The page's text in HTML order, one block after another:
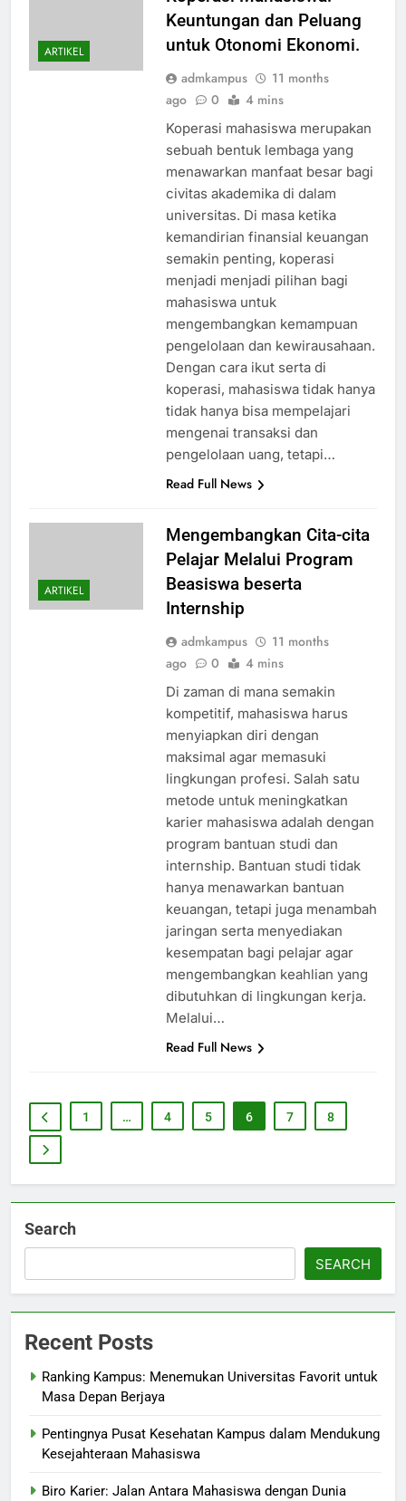
ARTIKEL
Keuntungan dan Peluang
untuk Otonomi Ekonomi.
admkampus
11 months
ago
0 4 mins
Koperasi mahasiswa merupakan
sebuah bentuk lembaga yang
menawarkan manfaat besar bagi
civitas akademika di dalam
universitas. Di masa ketika
kemandirian finansial keuangan
semakin penting, koperasi
menjadi menjadi pilihan bagi
mahasiswa untuk
mengembangkan kemampuan
pengelolaan dan kewirausahaan.
Dengan cara ikut serta di
koperasi, mahasiswa tidak hanya
tidak hanya bisa mempelajari
mengenai transaksi dan
pengelolaan uang, tetapi…
Read Full News
ARTIKEL
Mengembangkan Cita-cita
Pelajar Melalui Program
Beasiswa beserta
Internship
admkampus
11 months
ago
0 4 mins
Di zaman di mana semakin
kompetitif, mahasiswa harus
menyiapkan diri dengan
maksimal agar memasuki
lingkungan profesi. Salah satu
metode untuk meningkatkan
karier mahasiswa adalah dengan
program bantuan studi dan
internship. Bantuan studi tidak
hanya menawarkan bantuan
keuangan, tetapi juga menambah
jaringan serta menyediakan
kesempatan bagi pelajar agar
mengembangkan keahlian yang
dibutuhkan di lingkungan kerja.
Melalui…
Read Full News
1 … 4 5 6 7 8
Search
SEARCH
Recent Posts
Ranking Kampus: Menemukan Universitas Favorit untuk
Masa Depan Berjaya
Pentingnya Pusat Kesehatan Kampus dalam Mendukung
Kesejahteraan Mahasiswa
Biro Karier: Jalan Antara Mahasiswa dengan Dunia